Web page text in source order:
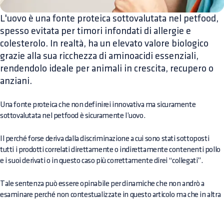
L'uovo è una fonte proteica sottovalutata nel petfood,
spesso evitata per timori infondati di allergie e
colesterolo. In realtà, ha un elevato valore biologico
grazie alla sua ricchezza di aminoacidi essenziali,
rendendolo ideale per animali in crescita, recupero o
anziani.
Una fonte proteica che non definirei innovativa ma sicuramente
sottovalutata nel petfood è sicuramente l’uovo.
Il perché forse deriva dalla discriminazione a cui sono stati sottoposti
tutti i prodotti correlati direttamente o indirettamente contenenti pollo
e i suoi derivati o in questo caso più correttamente direi “collegati”.
Tale sentenza può essere opinabile per dinamiche che non andrò a
esaminare perché non contestualizzate in questo articolo ma che in altra